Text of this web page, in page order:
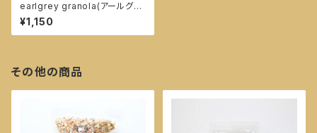
earlgrey granola(アールグレ
イグラノーラ) 180g
¥1,150
その他の商品